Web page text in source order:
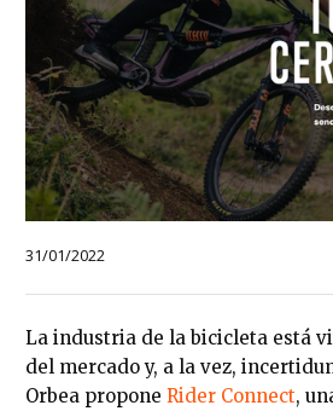
31/01/2022
La industria de la bicicleta está
del mercado y, a la vez,
Orbea propone Rider Connect,